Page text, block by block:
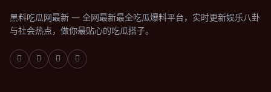
黑料吃瓜网最新 — 全网最新最全吃瓜爆料平台，实时更新娱乐八卦
与社会热点，做你最贴心的吃瓜搭子。